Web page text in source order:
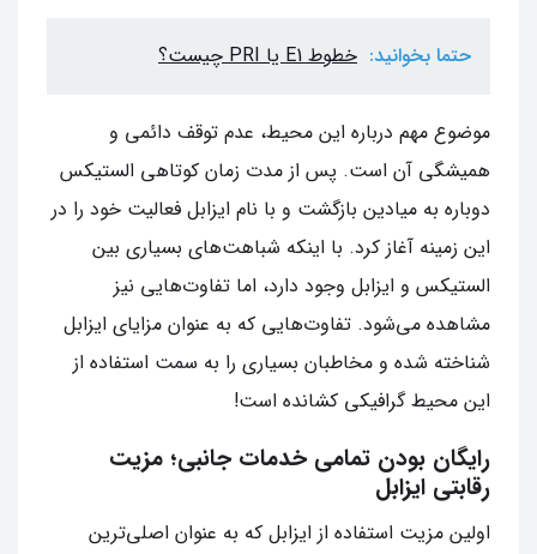
حتما بخوانید: خطوط E1 یا PRI چیست؟
موضوع مهم درباره این محیط، عدم توقف دائمی و
همیشگی آن است. پس از مدت زمان کوتاهی الستیکس
دوباره به میادین بازگشت و با نام ایزابل فعالیت خود را در
این زمینه آغاز کرد. با اینکه شباهت‌های بسیاری بین
الستیکس و ایزابل وجود دارد، اما تفاوت‌هایی نیز
مشاهده می‌شود. تفاوت‌هایی که به عنوان مزایای ایزابل
شناخته شده و مخاطبان بسیاری را به سمت استفاده از
این محیط گرافیکی کشانده است!
رایگان بودن تمامی خدمات جانبی؛ مزیت
رقابتی ایزابل
اولین مزیت استفاده از ایزابل که به عنوان اصلی‌ترین